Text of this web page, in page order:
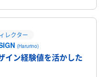
レクター
(Harurino)
イン経験値を活かした